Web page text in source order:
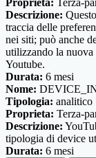
Proprieta: Terza-
Descrizione:
traccia delle
nei siti; può anche
utilizzando la
Youtube.
Durata: 6 mesi
Nome:
Tipologia: analitico
Proprieta: Terza-
Descrizione:
tipologia di device
Durata: 6 mesi